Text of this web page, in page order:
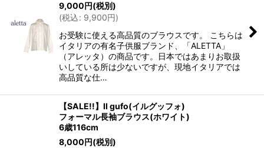
9,000円(税別)
(税込: 9,900円)
お受験に使える高品質のブラウスです。 こちらは
イタリアの有名子供服ブランド、「ALETTA」
（アレッタ）の商品です。日本ではあまりお取扱
いしている所は少ないですが、現地イタリアでは
高品質な仕…
【SALE!!】Il gufo(イルグッフォ)
フォーマル長袖ブラウス(ホワイト)
6歳116cm
8,000円(税別)